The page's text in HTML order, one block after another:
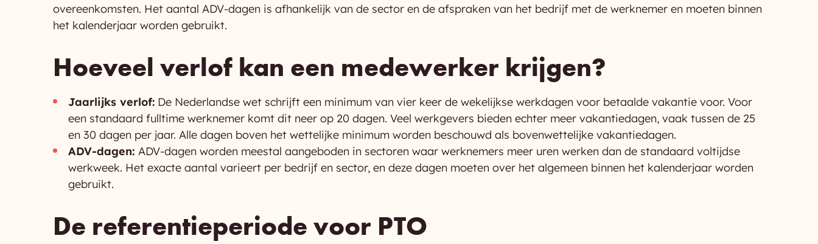
overeenkomsten. Het aantal ADV-dagen is afhankelijk van de sector en de afspraken van het bedrijf met de werknemer en moeten binnen
het kalenderjaar worden gebruikt.
Hoeveel verlof kan een medewerker krijgen?
Jaarlijks verlof: De Nederlandse wet schrijft een minimum van vier keer de wekelijkse werkdagen voor betaalde vakantie voor. Voor
een standaard fulltime werknemer komt dit neer op 20 dagen. Veel werkgevers bieden echter meer vakantiedagen, vaak tussen de 25
en 30 dagen per jaar. Alle dagen boven het wettelijke minimum worden beschouwd als bovenwettelijke vakantiedagen.
ADV-dagen: ADV-dagen worden meestal aangeboden in sectoren waar werknemers meer uren werken dan de standaard voltijdse
werkweek. Het exacte aantal varieert per bedrijf en sector, en deze dagen moeten over het algemeen binnen het kalenderjaar worden
gebruikt.
De referentieperiode voor PTO